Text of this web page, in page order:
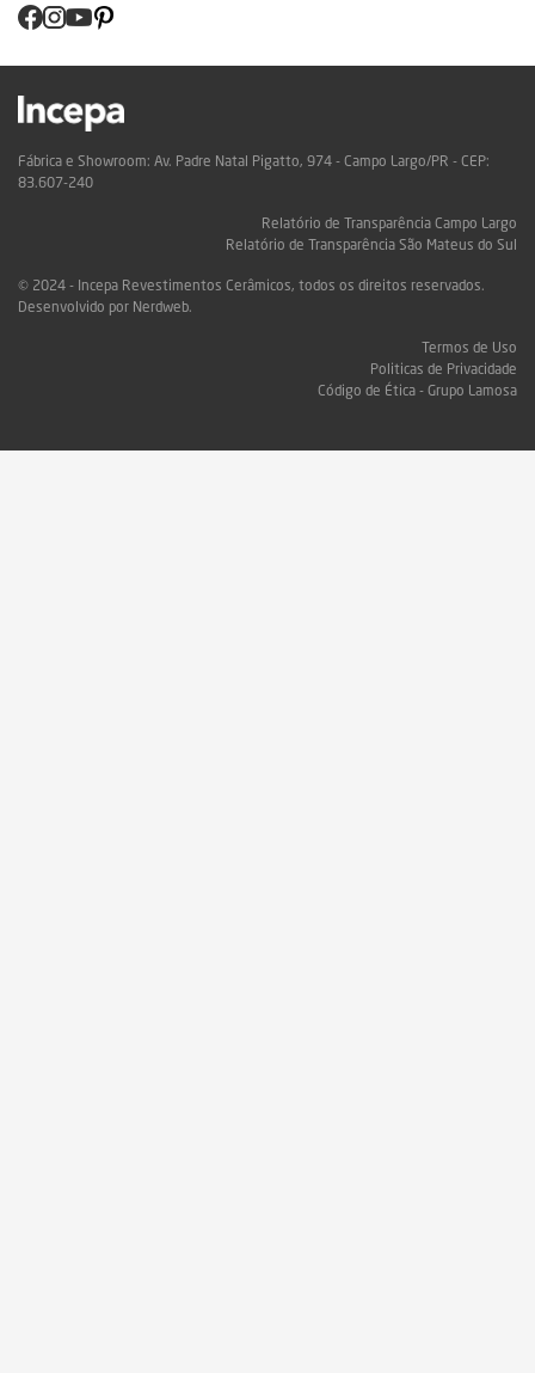
Fábrica e Showroom: Av. Padre Natal Pigatto, 974 - Campo Largo/PR - CEP:
83.607-240
Relatório de Transparência Campo Largo
Relatório de Transparência São Mateus do Sul
© 2024 - Incepa Revestimentos Cerâmicos, todos os direitos reservados.
Desenvolvido por Nerdweb.
Termos de Uso
Politicas de Privacidade
Código de Ética - Grupo Lamosa